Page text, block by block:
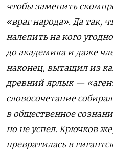
чтобы заменить
«враг народа». Да так,
налепить на кого
до академика и даже
наконец, вытащил из
древний ярлык —
словосочетание
в общественное
но не успел. Крючков
превратилась в